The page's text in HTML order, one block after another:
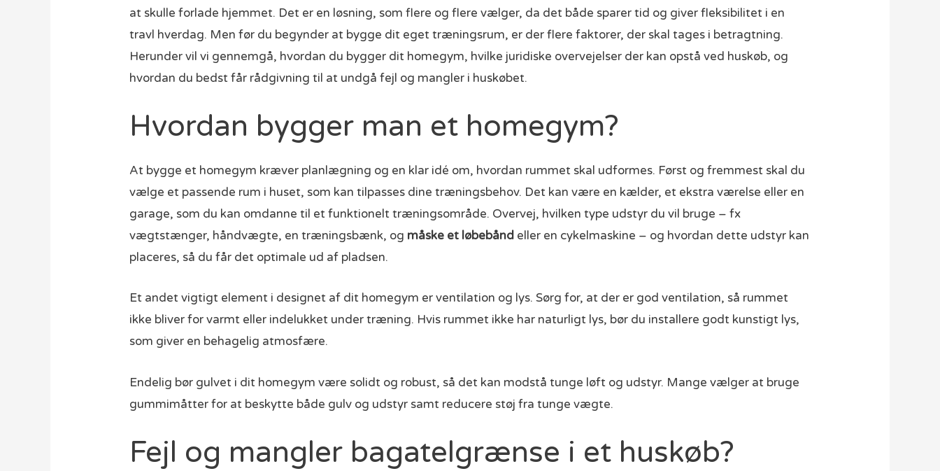
at skulle forlade hjemmet. Det er en løsning, som flere og flere vælger, da det både sparer tid og giver fleksibilitet i en
travl hverdag. Men før du begynder at bygge dit eget træningsrum, er der flere faktorer, der skal tages i betragtning.
Herunder vil vi gennemgå, hvordan du bygger dit homegym, hvilke juridiske overvejelser der kan opstå ved huskøb, og
hvordan du bedst får rådgivning til at undgå fejl og mangler i huskøbet.
Hvordan bygger man et homegym?
At bygge et homegym kræver planlægning og en klar idé om, hvordan rummet skal udformes. Først og fremmest skal du
vælge et passende rum i huset, som kan tilpasses dine træningsbehov. Det kan være en kælder, et ekstra værelse eller en
garage, som du kan omdanne til et funktionelt træningsområde. Overvej, hvilken type udstyr du vil bruge – fx
vægtstænger, håndvægte, en træningsbænk, og måske et løbebånd eller en cykelmaskine – og hvordan dette udstyr kan
placeres, så du får det optimale ud af pladsen.
Et andet vigtigt element i designet af dit homegym er ventilation og lys. Sørg for, at der er god ventilation, så rummet
ikke bliver for varmt eller indelukket under træning. Hvis rummet ikke har naturligt lys, bør du installere godt kunstigt lys,
som giver en behagelig atmosfære.
Endelig bør gulvet i dit homegym være solidt og robust, så det kan modstå tunge løft og udstyr. Mange vælger at bruge
gummimåtter for at beskytte både gulv og udstyr samt reducere støj fra tunge vægte.
Fejl og mangler bagatelgrænse i et huskøb?